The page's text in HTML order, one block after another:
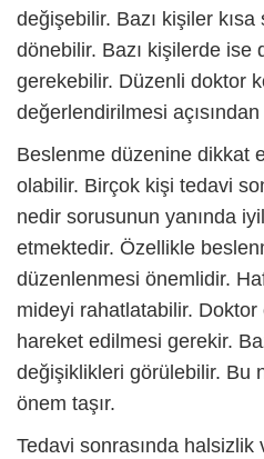
değişebilir. Bazı kişiler
dönebilir. Bazı kişilerde ise
gerekebilir. Düzenli doktor
değerlendirilmesi açısından
Beslenme düzenine dikkat
olabilir. Birçok kişi tedavi
nedir sorusunun yanında
etmektedir. Özellikle
düzenlenmesi önemlidir.
mideyi rahatlatabilir.
hareket edilmesi gerekir.
değişiklikleri görülebilir. Bu
önem taşır.
Tedavi sonrasında halsizlik